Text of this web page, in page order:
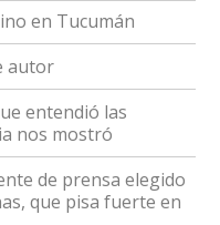
en Tucumán
autor
entendió las
nos mostró
de prensa elegido
que pisa fuerte en